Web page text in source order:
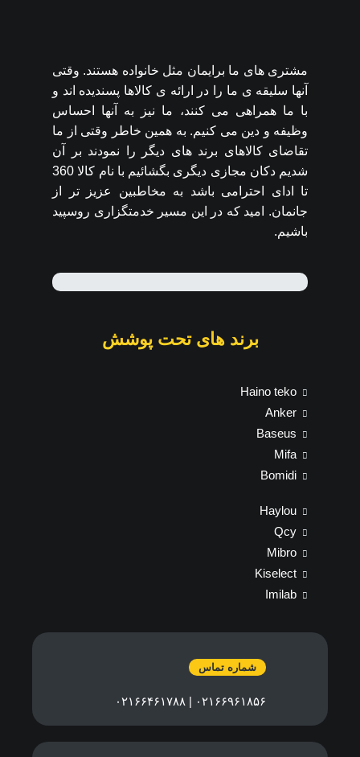
مشتری های ما برایمان مثل خانواده هستند. وقتی
آنها سلیقه ی ما را در ارائه ی کالاها پسندیده اند و
با ما همراهی می کنند، ما نیز به آنها احساس
وظیفه و دین می کنیم. به همین خاطر وقتی از ما
تقاضای کالاهای برند های دیگر را نمودند بر آن
شدیم دکان مجازی دیگری بگشائیم با نام کالا 360
تا ادای احترامی باشد به مخاطبین عزیز تر از
جانمان. امید که در این مسیر خدمتگزاری روسپید
باشیم.
برند های تحت پوشش
Haino teko
Anker
Baseus
Mifa
Bomidi
Haylou
Qcy
Mibro
Kiselect
Imilab
شماره تماس
۰۲۱۶۶۹۶۱۸۵۶ | ۰۲۱۶۶۴۶۱۷۸۸